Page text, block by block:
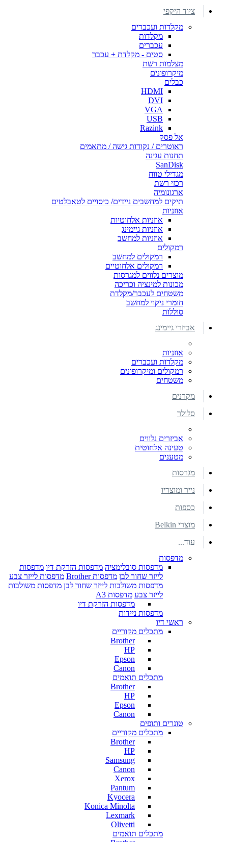
ציוד היקפי
מקלדות ועכברים
מקלדות
עכברים
סטים - מקלדת + עכבר
מצלמות רשת
מיקרופונים
כבלים
HDMI
DVI
VGA
USB
Razink
אל פסק
ראוטרים / נקודות גישה / מתאמים
תחנות עגינה
SanDisk
מגדילי טווח
רכזי רשת
ארגונומיה
תיקים למחשבים ניידים/ כיסויים לטאבלטים
אוזניות
אוזניות אלחוטיות
אוזניות גיימינג
אוזניות למחשב
רמקולים
רמקולים למחשב
רמקולים אלחוטיים
מוצרים נלווים למגרסות
מכונות למינציה וכריכה
משטחים לעכבר/מקלדת
חומרי ניקוי למחשב
סוללות
אביזרי גיימינג
אוזניות
מקלדות ועכברים
רמקולים ומיקרופונים
משטחים
מקרנים
סלולר
אביזרים נלווים
טעינה אלחוטית
מטענים
מגרסות
נייר ומוצריו
כספות
מוצרי Belkin
עוד...
מדפסות
מדפסות סובלימציה מדפסות הזרקת דיו מדפסות
לייזר שחור לבן מדפסות Brother
מדפסות לייזר צבע
מדפסות משולבות לייזר שחור לבן מדפסות משולבות
לייזר צבע מדפסות A3
מדפסות הזרקת דיו
מדפסות ניידות
ראשי דיו
מתכלים מקוריים
Brother
HP
Epson
Canon
מתכלים תואמים
Brother
HP
Epson
Canon
טונרים ותופים
מתכלים מקוריים
Brother
HP
Samsung
Canon
Xerox
Pantum
Kyocera
Konica Minolta
Lexmark
Olivetti
מתכלים תואמים